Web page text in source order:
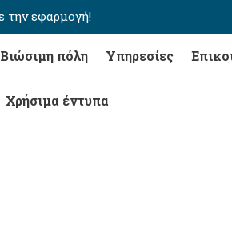
την εφαρμογή!
Βιώσιμη πόλη Υπηρεσίες
Χρήσιμα έντυπα